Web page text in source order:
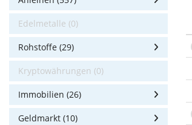
Edelmetalle (0)
Rohstoffe (29)
Kryptowährungen (0)
Immobilien (26)
Geldmarkt (10)